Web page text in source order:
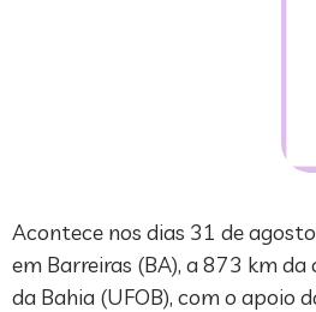
Acontece nos dias 31 de
em Barreiras (BA), a 873 km
da Bahia (UFOB), com o apoio